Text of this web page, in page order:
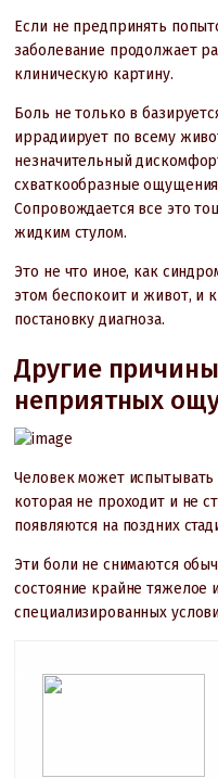
Если не предпринять
заболевание продолжает
клиническую картину.
Боль не только в
иррадиирует по всему
незначительный
схваткообразные
Сопровождается все это
жидким стулом.
Это не что иное, как
этом беспокоит и живот, и
постановку диагноза.
Другие
неприятных
Человек может испытывать
которая не проходит и не
появляются на поздних
Эти боли не снимаются
состояние крайне тяжелое
специализированных